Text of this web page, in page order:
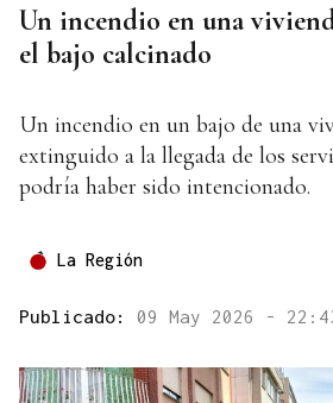
Un incendio en una
el bajo calcinado
Un incendio en un bajo de una
extinguido a la llegada de los
podría haber sido intencionado.
La Región
Publicado: 09 May 2026 -